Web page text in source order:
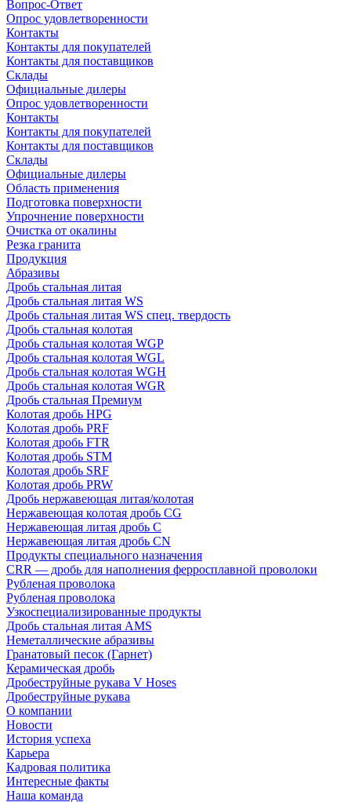
Вопрос-Ответ
Опрос удовлетворенности
Контакты
Контакты для покупателей
Контакты для поставщиков
Склады
Официальные дилеры
Опрос удовлетворенности
Контакты
Контакты для покупателей
Контакты для поставщиков
Склады
Официальные дилеры
Область применения
Подготовка поверхности
Упрочнение поверхности
Очистка от окалины
Резка гранита
Продукция
Абразивы
Дробь стальная литая
Дробь стальная литая WS
Дробь стальная литая WS спец. твердость
Дробь стальная колотая
Дробь стальная колотая WGP
Дробь стальная колотая WGL
Дробь стальная колотая WGH
Дробь стальная колотая WGR
Дробь стальная Премиум
Колотая дробь HPG
Колотая дробь PRF
Колотая дробь FTR
Колотая дробь STM
Колотая дробь SRF
Колотая дробь PRW
Дробь нержавеющая литая/колотая
Нержавеющая колотая дробь CG
Нержавеющая литая дробь C
Нержавеющая литая дробь CN
Продукты специального назначения
CRR — дробь для наполнения ферросплавной проволоки
Рубленая проволока
Рубленая проволока
Узкоспециализированные продукты
Дробь стальная литая AMS
Неметаллические абразивы
Гранатовый песок (Гарнет)
Керамическая дробь
Дробеструйные рукава V Hoses
Дробеструйные рукава
О компании
Новости
История успеха
Карьера
Кадровая политика
Интересные факты
Наша команда